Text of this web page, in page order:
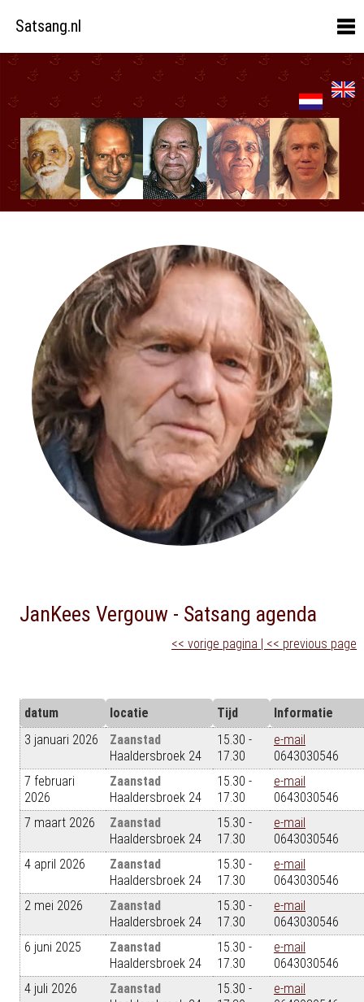
Satsang.nl
JanKees Vergouw - Satsang agenda
<< vorige pagina | << previous page
datum locatie Tijd
Informatie
3 januari 2026
Zaanstad
Haaldersbroek 24
15.30 -
17.30
e-mail
0643030546
7 februari
2026
Zaanstad
Haaldersbroek 24
15.30 -
17.30
e-mail
0643030546
7 maart 2026
Zaanstad
Haaldersbroek 24
15.30 -
17.30
e-mail
0643030546
4 april 2026
Zaanstad
Haaldersbroek 24
15.30 -
17.30
e-mail
0643030546
2 mei 2026
Zaanstad
Haaldersbroek 24
15.30 -
17.30
e-mail
0643030546
6 juni 2025
Zaanstad
Haaldersbroek 24
15.30 -
17.30
e-mail
0643030546
4 juli 2026
Zaanstad
15.30 -
e-mail